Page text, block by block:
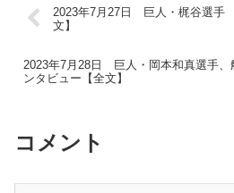
2023年7月27日 巨人・梶谷選手
文】
2023年7月28日 巨人・岡本和真選手
ンタビュー【全文】
コメント